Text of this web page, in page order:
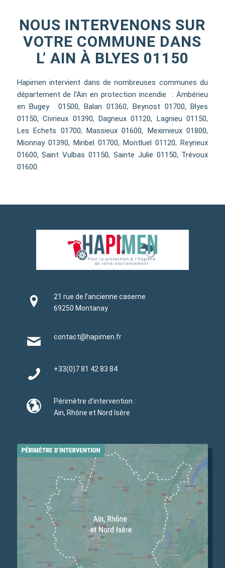
NOUS INTERVENONS SUR
VOTRE COMMUNE DANS
L’ AIN À BLYES 01150
Hapimen intervient dans de nombreuses communes du
département de l’Ain en protection incendie : Ambérieu
en Bugey 01500, Balan 01360, Beynost 01700, Blyes
01150, Civrieux 01390, Dagneux 01120, Lagnieu 01150,
Les Echets 01700, Massieux 01600, Meximieux 01800,
Mionnay 01390, Miribel 01700, Montluel 01120, Reyrieux
01600, Saint Vulbas 01150, Sainte Julie 01150, Trévoux
01600.
21 rue de l’ancienne caserne
69250 Montanay
contact@hapimen.fr
+33(0)7 81 42 83 84
Périmètre d’intervention :
Ain, Rhône et Nord Isère